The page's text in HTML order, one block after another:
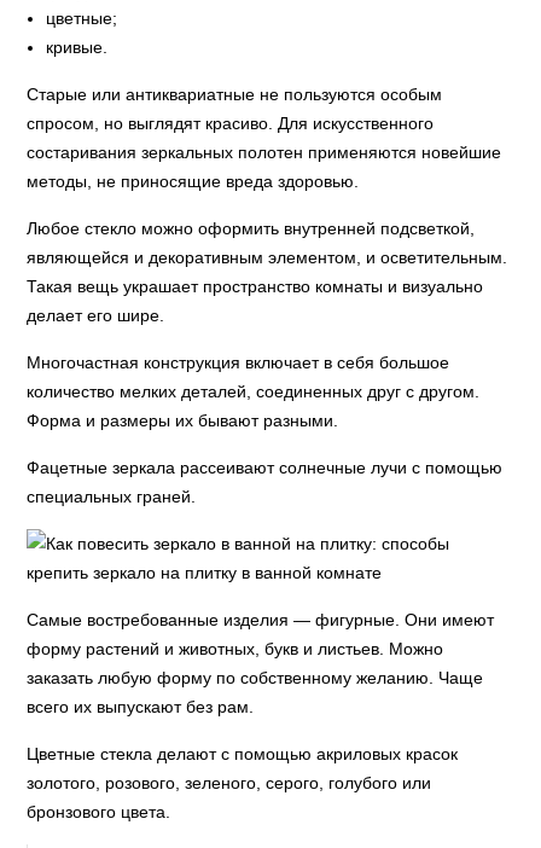
цветные;
кривые.
Старые или антиквариатные не пользуются особым
спросом, но выглядят красиво. Для искусственного
состаривания зеркальных полотен применяются новейшие
методы, не приносящие вреда здоровью.
Любое стекло можно оформить внутренней подсветкой,
являющейся и декоративным элементом, и осветительным.
Такая вещь украшает пространство комнаты и визуально
делает его шире.
Многочастная конструкция включает в себя большое
количество мелких деталей, соединенных друг с другом.
Форма и размеры их бывают разными.
Фацетные зеркала рассеивают солнечные лучи с помощью
специальных граней.
Самые востребованные изделия — фигурные. Они имеют
форму растений и животных, букв и листьев. Можно
заказать любую форму по собственному желанию. Чаще
всего их выпускают без рам.
Цветные стекла делают с помощью акриловых красок
золотого, розового, зеленого, серого, голубого или
бронзового цвета.